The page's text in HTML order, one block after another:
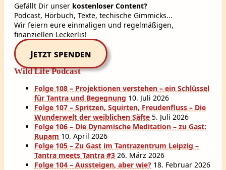
Gefällt Dir unser kostenloser Content?
Podcast, Hörbuch, Texte, techische Gimmicks...
Wir feiern eure einmaligen und regelmäßigen,
finanziellen Leckerlis!
Jetzt spenden
Wild Life Podcast
Folge 108 – Projektionen verstehen – ein Schlüssel
für Tantra und Begegnung 10. Juli 2026
Folge 107 – Spritzen, Squirten, Freudenfluss – Die
Wunderwelt der weiblichen Säfte 5. Juli 2026
Folge 106 – Die Dynamische Meditation – zu Gast:
Rupam 10. April 2026
Folge 105 – Zu Gast im Tantrazentrum Leipzig –
Tantra meets Tantra #3 26. März 2026
Folge 104 – Aussteigen, aber wie? 18. Februar 2026